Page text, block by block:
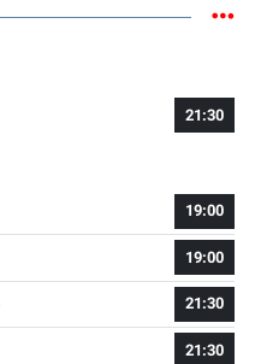
21:30
19:00
19:00
21:30
21:30